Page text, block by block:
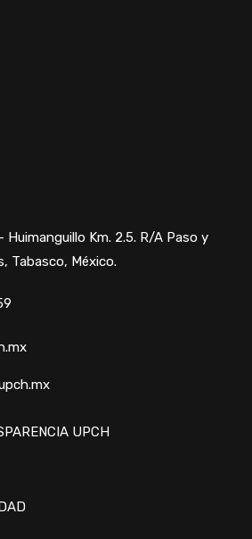
Huimanguillo Km. 2.5. R/A Paso y
Tabasco, México.
UPCH